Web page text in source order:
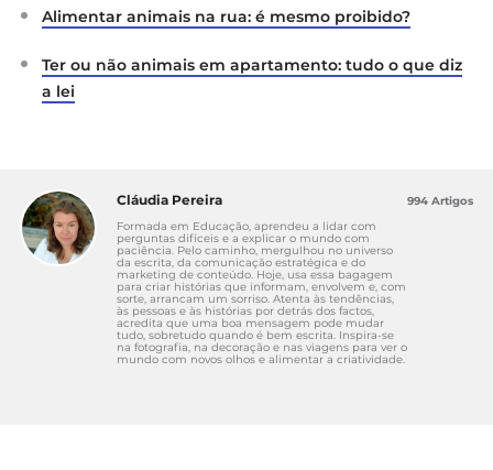
Alimentar animais na rua: é mesmo proibido?
Ter ou não animais em apartamento: tudo o que diz
a lei
Cláudia Pereira
Formada em Educação, aprendeu a lidar com
perguntas difíceis e a explicar o mundo com
paciência. Pelo caminho, mergulhou no universo
da escrita, da comunicação estratégica e do
marketing de conteúdo. Hoje, usa essa bagagem
para criar histórias que informam, envolvem e, com
sorte, arrancam um sorriso. Atenta às tendências,
às pessoas e às histórias por detrás dos factos,
acredita que uma boa mensagem pode mudar
tudo, sobretudo quando é bem escrita. Inspira-se
na fotografia, na decoração e nas viagens para ver o
mundo com novos olhos e alimentar a criatividade.
994 Artigos